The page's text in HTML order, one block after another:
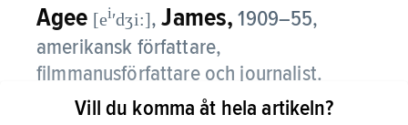
Agee [eiʹdʒi:],James, 1909–55,
amerikansk författare,
filmmanusförfattare och journalist.
Agee kom till Hollywood 1948 efter karriär
Vill du komma åt hela artikeln?